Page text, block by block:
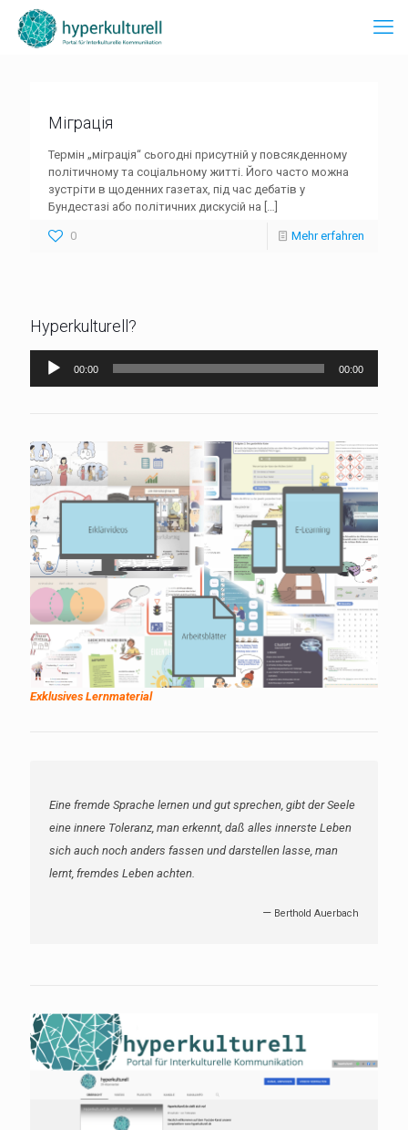
Міграція
Термін „міграція“ сьогодні присутній у повсякденному
політичному та соціальному житті. Його часто можна
зустріти в щоденних газетах, під час дебатів у
Бундестазі або політичних дискусій на […]
0 Mehr erfahren
Hyperkulturell?
Audio-
Player
00:00 00:00
Exklusives Lernmaterial
Eine fremde Sprache lernen und gut sprechen, gibt der Seele
eine innere Toleranz, man erkennt, daß alles innerste Leben
sich auch noch anders fassen und darstellen lasse, man
lernt, fremdes Leben achten.
— Berthold Auerbach